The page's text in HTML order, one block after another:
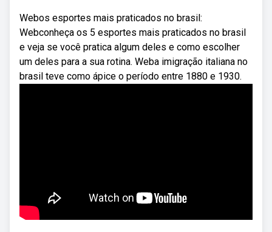
Webos esportes mais praticados no brasil:
Webconheça os 5 esportes mais praticados no brasil
e veja se você pratica algum deles e como escolher
um deles para a sua rotina. Weba imigração italiana no
brasil teve como ápice o período entre 1880 e 1930.